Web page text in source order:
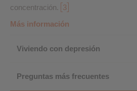
concentración. 3
Más información
Viviendo con depresión
Preguntas más frecuentes